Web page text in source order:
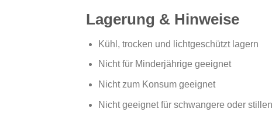
Lagerung & Hinweise
Kühl, trocken und lichtgeschützt lagern
Nicht für Minderjährige geeignet
Nicht zum Konsum geeignet
Nicht geeignet für schwangere oder